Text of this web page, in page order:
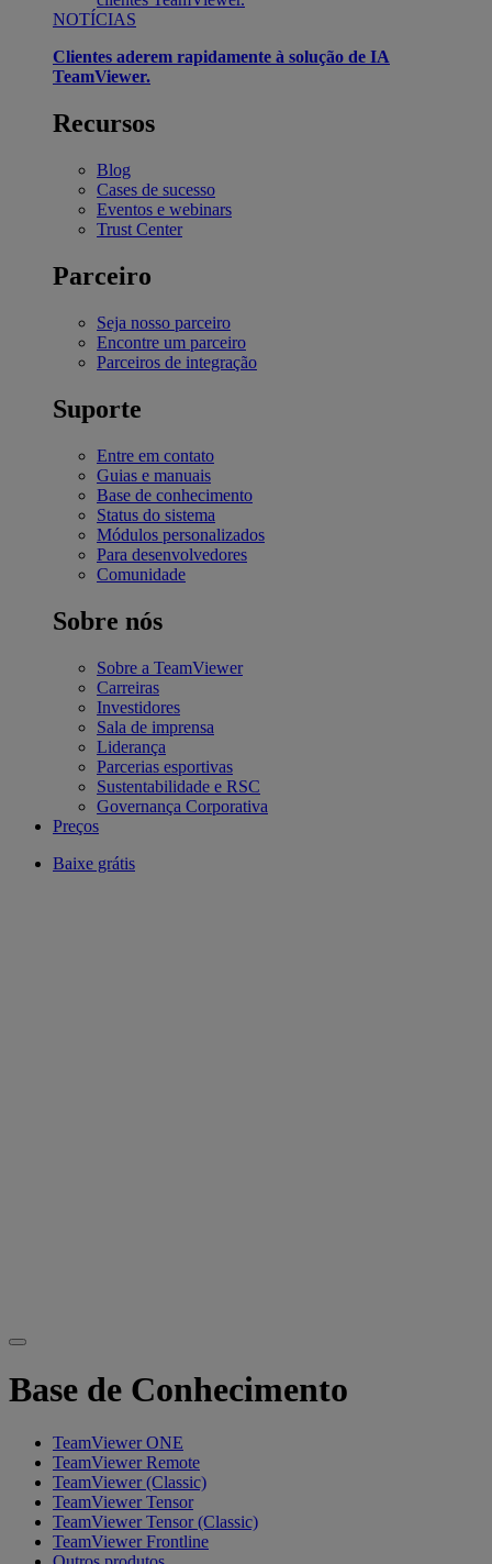
NOTÍCIAS
Clientes aderem rapidamente à solução de IA
TeamViewer.
Recursos
Blog
Cases de sucesso
Eventos e webinars
Trust Center
Parceiro
Seja nosso parceiro
Encontre um parceiro
Parceiros de integração
Suporte
Entre em contato
Guias e manuais
Base de conhecimento
Status do sistema
Módulos personalizados
Para desenvolvedores
Comunidade
Sobre nós
Sobre a TeamViewer
Carreiras
Investidores
Sala de imprensa
Liderança
Parcerias esportivas
Sustentabilidade e RSC
Governança Corporativa
Preços
Baixe grátis
Base de Conhecimento
TeamViewer ONE
TeamViewer Remote
TeamViewer (Classic)
TeamViewer Tensor
TeamViewer Tensor (Classic)
TeamViewer Frontline